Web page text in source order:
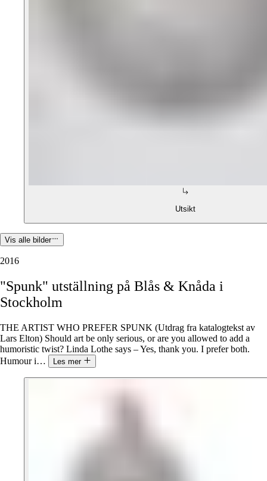
Utsikt
Vis alle bilder
2016
"Spunk" utställning på Blås & Knåda i
Stockholm
THE ARTIST WHO PREFER SPUNK (Utdrag fra katalogtekst av
Lars Elton) Should art be only serious, or are you allowed to add a
humoristic twist? Linda Lothe says – Yes, thank you. I prefer both.
Humour i… Les mer